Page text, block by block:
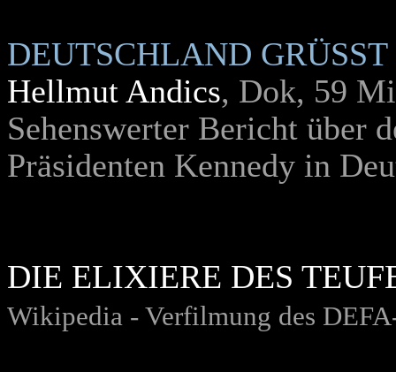
DEUTSCHLAND GRÜSST
Hellmut Andics, Dok, 59
Sehenswerter Bericht über
Präsidenten Kennedy in
DIE ELIXIERE DES
Wikipedia - Verfilmung des